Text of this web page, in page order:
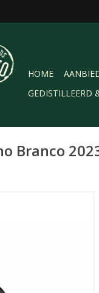
HOME
GEDISTILLEERD
Branco